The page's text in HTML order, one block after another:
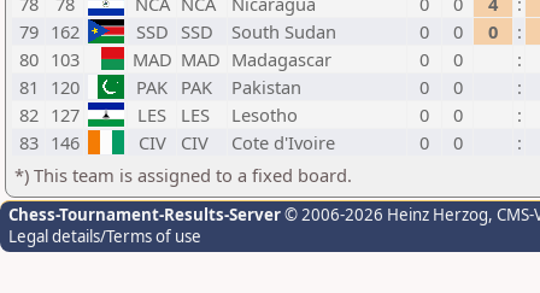
79 162 SSD SSD South Sudan 0 0 0
:
80 103 MAD MAD Madagascar 0 0
:
81
120 PAK PAK Pakistan 0 0
:
82 127 LES LES Lesotho 0 0
:
83 146 CIV CIV Cote d'Ivoire 0 0
:
*) This team is assigned to a fixed board.
Chess-Tournament-Results-Server© 2006-2026 Heinz Herzog,
Legal details/Terms of use